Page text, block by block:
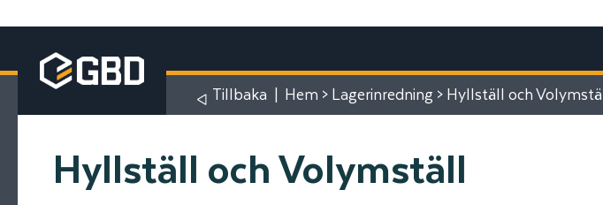
Tillbaka Hem > Lagerinredning > Hyllställ och Volymställ
Hyllställ och Volymställ